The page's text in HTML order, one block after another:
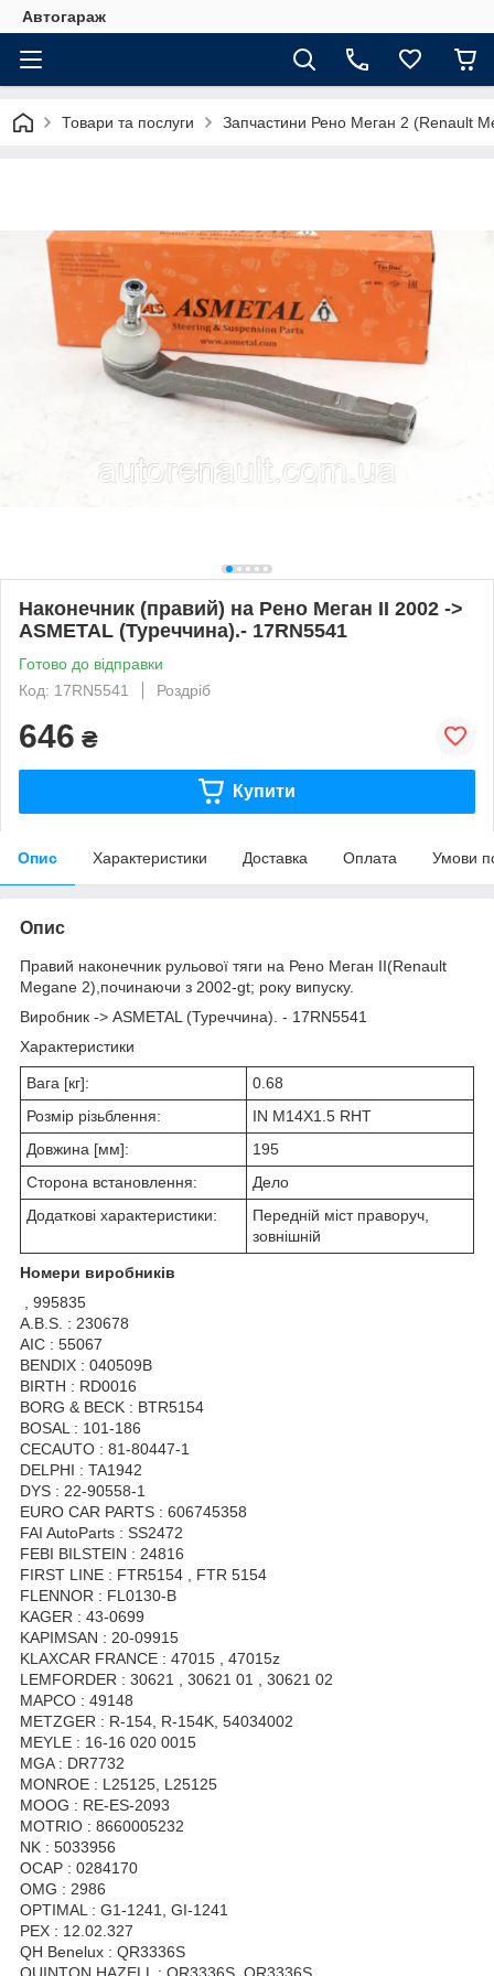
Автогараж
Товари та послуги Запчастини Рено Меган 2 (Renault
Наконечник (правий) на Рено Меган II 2002 ->
ASMETAL (Туреччина).- 17RN5541
Готово до відправки
Код: 17RN5541
Роздріб
646 ₴
Купити
Опис Характеристики Доставка Оплата Умови
Опис
Правий наконечник рульової тяги на Рено Меган II(Renault
Megane 2),починаючи з 2002-gt; року випуску.
Виробник -> ASMETAL (Туреччина). - 17RN5541
Характеристики
Вага [кг]:
0.68
Розмір різьблення:
IN M14X1.5 RHT
Довжина [мм]:
195
Сторона встановлення:
Дело
Додаткові характеристики:
Передній міст праворуч,
зовнішній
Номери виробників
, 995835
A.B.S. : 230678
AIC : 55067
BENDIX : 040509B
BIRTH : RD0016
BORG & BECK : BTR5154
BOSAL : 101-186
CECAUTO : 81-80447-1
DELPHI : TA1942
DYS : 22-90558-1
EURO CAR PARTS : 606745358
FAI AutoParts : SS2472
FEBI BILSTEIN : 24816
FIRST LINE : FTR5154 , FTR 5154
FLENNOR : FL0130-B
KAGER : 43-0699
KAPIMSAN : 20-09915
KLAXCAR FRANCE : 47015 , 47015z
LEMFORDER : 30621 , 30621 01 , 30621 02
MAPCO : 49148
METZGER : R-154, R-154K, 54034002
MEYLE : 16-16 020 0015
MGA : DR7732
MONROE : L25125, L25125
MOOG : RE-ES-2093
MOTRIO : 8660005232
NK : 5033956
OCAP : 0284170
OMG : 2986
OPTIMAL : G1-1241, GI-1241
PEX : 12.02.327
QH Benelux : QR3336S
QUINTON HAZELL : QR3336S, QR3336S